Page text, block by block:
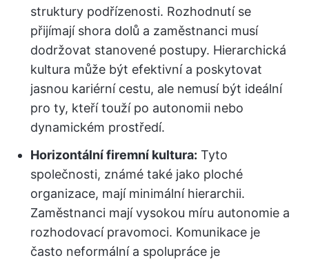
struktury podřízenosti. Rozhodnutí se
přijímají shora dolů a zaměstnanci musí
dodržovat stanovené postupy. Hierarchická
kultura může být efektivní a poskytovat
jasnou kariérní cestu, ale nemusí být ideální
pro ty, kteří touží po autonomii nebo
dynamickém prostředí.
Horizontální firemní kultura: Tyto
společnosti, známé také jako ploché
organizace, mají minimální hierarchii.
Zaměstnanci mají vysokou míru autonomie a
rozhodovací pravomoci. Komunikace je
často neformální a spolupráce je